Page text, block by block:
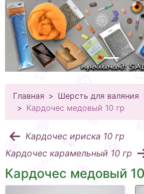
Главная Шерсть для валяния
Кардочес медовый 10 гр
Кардочес ириска 10 гр
Кардочес карамельный 10 гр
Кардочес медовый